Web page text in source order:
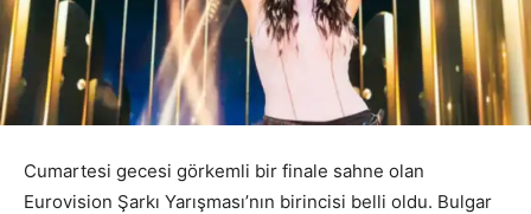
Cumartesi gecesi görkemli bir finale sahne olan
Eurovision Şarkı Yarışması’nın birincisi belli oldu. Bulgar